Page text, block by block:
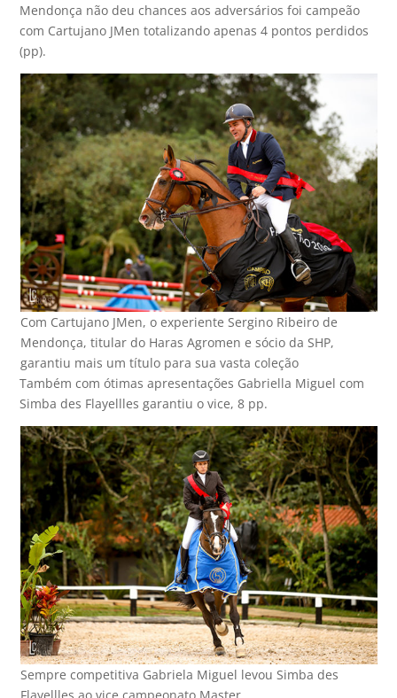
Mendonça não deu chances aos adversários foi campeão
com Cartujano JMen totalizando apenas 4 pontos perdidos
(pp).
Com Cartujano JMen, o experiente Sergino Ribeiro de
Mendonça, titular do Haras Agromen e sócio da SHP,
garantiu mais um título para sua vasta coleção
Também com ótimas apresentações Gabriella Miguel com
Simba des Flayellles garantiu o vice, 8 pp.
Sempre competitiva Gabriela Miguel levou Simba des